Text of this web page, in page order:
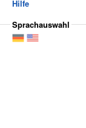
Hilfe
Sprachauswahl